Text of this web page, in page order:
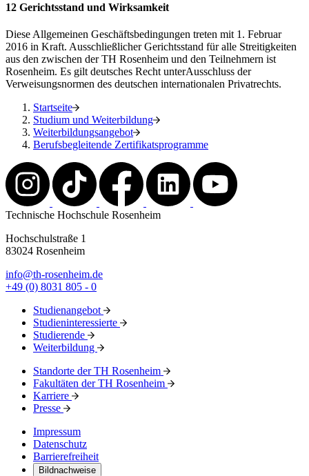
12 Gerichtsstand und Wirksamkeit
Diese Allgemeinen Geschäftsbedingungen treten mit 1. Februar
2016 in Kraft. Ausschließlicher Gerichtsstand für alle Streitigkeiten
aus den zwischen der TH Rosenheim und den Teilnehmern ist
Rosenheim. Es gilt deutsches Recht unterAusschluss der
Verweisungsnormen des deutschen internationalen Privatrechts.
Startseite
Studium und Weiterbildung
Weiterbildungsangebot
Berufsbegleitende Zertifikatsprogramme
Technische Hochschule Rosenheim
Hochschulstraße 1
83024 Rosenheim
info@th-rosenheim.de
+49 (0) 8031 805 - 0
Studienangebot
Studieninteressierte
Studierende
Weiterbildung
Standorte der TH Rosenheim
Fakultäten der TH Rosenheim
Karriere
Presse
Impressum
Datenschutz
Barrierefreiheit
Bildnachweise